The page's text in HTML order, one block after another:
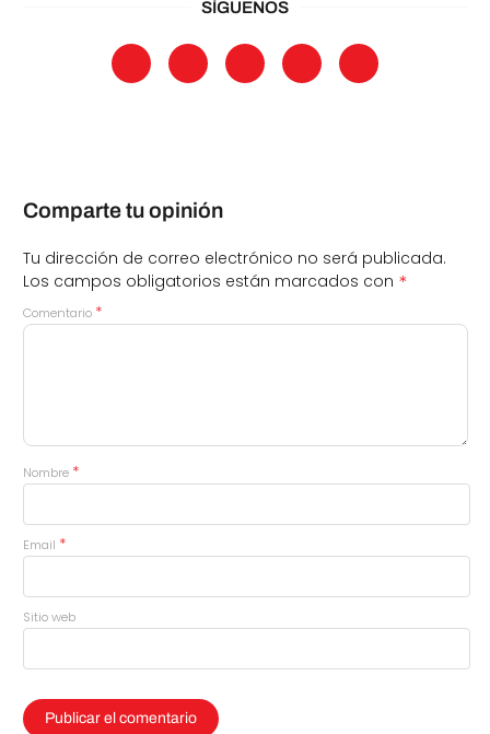
SÍGUENOS
Comparte tu opinión
Tu dirección de correo electrónico no será publicada.
Los campos obligatorios están marcados con *
Comentario *
Nombre *
Email *
Sitio web